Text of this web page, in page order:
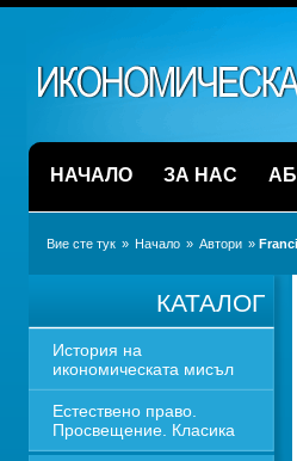
НАЧАЛО ЗА НАС
Вие сте тук » Начало » Автори »
КАТАЛОГ
История на
икономическата мисъл
Естествено право.
Просвещение. Класика